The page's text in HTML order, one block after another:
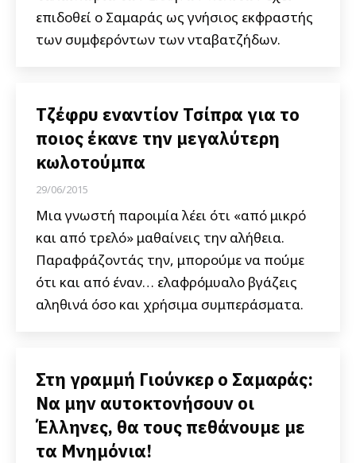
επιδοθεί ο Σαμαράς ως γνήσιος εκφραστής
των συμφερόντων των νταβατζήδων.
Τζέφρυ εναντίον Τσίπρα για το
ποιος έκανε την μεγαλύτερη
κωλοτούμπα
29/06/2015
Μια γνωστή παροιμία λέει ότι «από μικρό
και από τρελό» μαθαίνεις την αλήθεια.
Παραφράζοντάς την, μπορούμε να πούμε
ότι και από έναν… ελαφρόμυαλο βγάζεις
αληθινά όσο και χρήσιμα συμπεράσματα.
Στη γραμμή Γιούνκερ ο Σαμαράς:
Να μην αυτοκτονήσουν οι
Έλληνες, θα τους πεθάνουμε με
τα Μνημόνια!